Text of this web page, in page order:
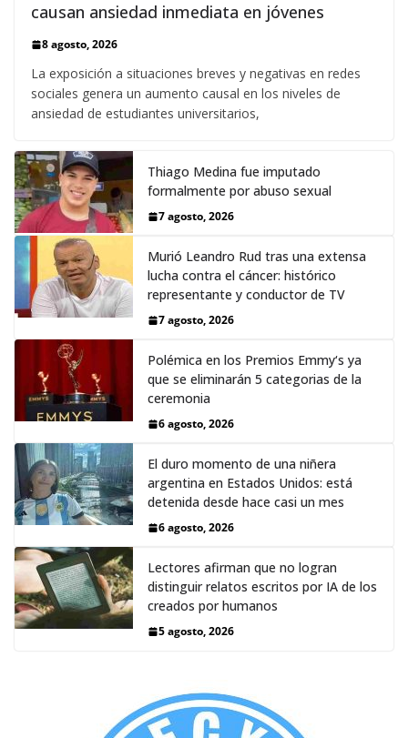
causan ansiedad inmediata en jóvenes
8 agosto, 2026
La exposición a situaciones breves y negativas en redes
sociales genera un aumento causal en los niveles de
ansiedad de estudiantes universitarios,
Thiago Medina fue imputado
formalmente por abuso sexual
7 agosto, 2026
Murió Leandro Rud tras una extensa
lucha contra el cáncer: histórico
representante y conductor de TV
7 agosto, 2026
Polémica en los Premios Emmy‘s ya
que se eliminarán 5 categorias de la
ceremonia
6 agosto, 2026
El duro momento de una niñera
argentina en Estados Unidos: está
detenida desde hace casi un mes
6 agosto, 2026
Lectores afirman que no logran
distinguir relatos escritos por IA de los
creados por humanos
5 agosto, 2026